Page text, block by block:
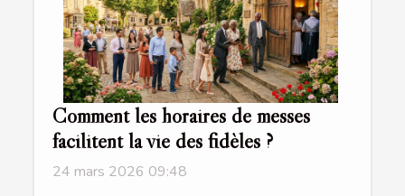
Comment les horaires de messes
facilitent la vie des fidèles ?
24 mars 2026 09:48